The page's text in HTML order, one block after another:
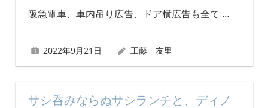
阪急電車、車内吊り広告、ドア横広告も全て …
2022年9月21日 工藤 友里
サシ呑みならぬサシランチと、ディノ